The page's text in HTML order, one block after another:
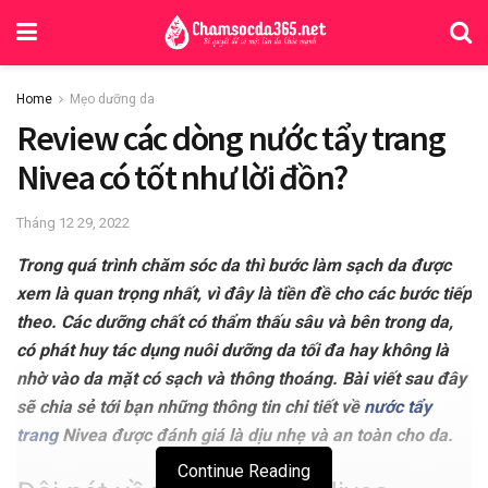
Home Mẹo dưỡng da
Review các dòng nước tẩy trang
Nivea có tốt như lời đồn?
Tháng 12 29, 2022
Trong quá trình chăm sóc da thì bước làm sạch da được
xem là quan trọng nhất, vì đây là tiền đề cho các bước tiếp
theo. Các dưỡng chất có thẩm thấu sâu và bên trong da,
có phát huy tác dụng nuôi dưỡng da tối đa hay không là
nhờ vào da mặt có sạch và thông thoáng. Bài viết sau đây
sẽ chia sẻ tới bạn những thông tin chi tiết về nước tẩy
trangNivea được đánh giá là dịu nhẹ và an toàn cho da.
Continue Reading